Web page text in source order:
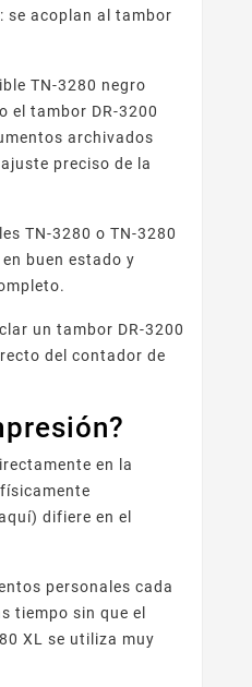
se acoplan al tambor
TN-3280 negro
el tambor DR-3200
archivados
preciso de la
TN-3280 o TN-3280
buen estado y
un tambor DR-3200
del contador de
en la
difiere en el
personales cada
tiempo sin que el
XL se utiliza muy